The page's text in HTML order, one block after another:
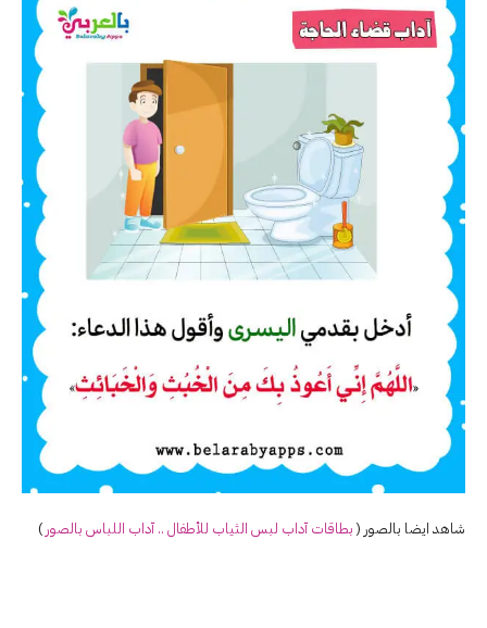
شاهد ايضا بالصور (بطاقات آداب لبس الثياب للأطفال .. آداب اللباس بالصور )